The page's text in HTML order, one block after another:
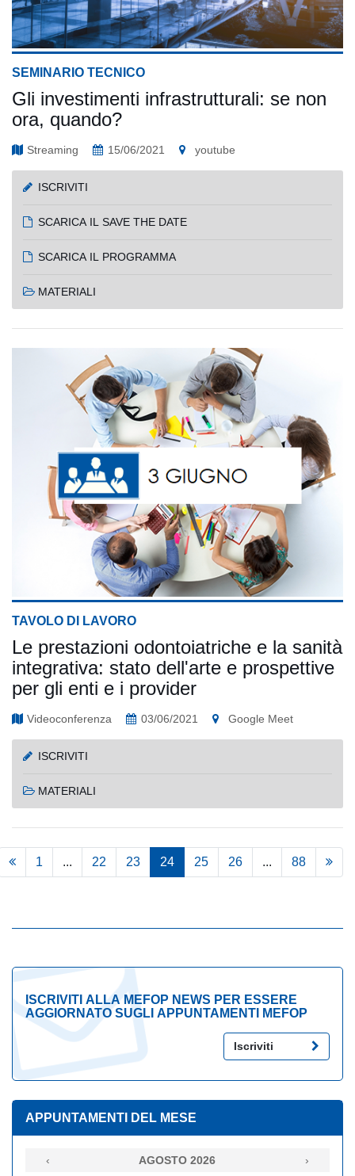
SEMINARIO TECNICO
Gli investimenti infrastrutturali: se non
ora, quando?
Streaming 15/06/2021 youtube
ISCRIVITI
SCARICA IL SAVE THE DATE
SCARICA IL PROGRAMMA
MATERIALI
TAVOLO DI LAVORO
Le prestazioni odontoiatriche e la sanità
integrativa: stato dell'arte e prospettive
per gli enti e i provider
Videoconferenza 03/06/2021 Google Meet
ISCRIVITI
MATERIALI
1 ... 22 23 24 25 26 ... 88
ISCRIVITI ALLA MEFOP NEWS PER ESSERE
AGGIORNATO SUGLI APPUNTAMENTI MEFOP
Iscriviti
APPUNTAMENTI DEL MESE
‹ AGOSTO 2026 ›